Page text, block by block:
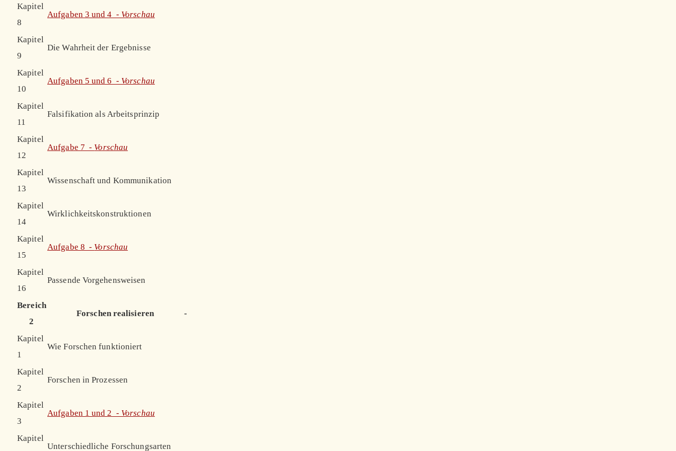
Kapitel
8
Aufgaben 3 und 4 - Vorschau
Kapitel
9
Die Wahrheit der Ergebnisse
Kapitel
10
Aufgaben 5 und 6 - Vorschau
Kapitel
11
Falsifikation als Arbeitsprinzip
Kapitel
12
Aufgabe 7 - Vorschau
Kapitel
13
Wissenschaft und Kommunikation
Kapitel
14
Wirklichkeitskonstruktionen
Kapitel
15
Aufgabe 8 - Vorschau
Kapitel
16
Passende Vorgehensweisen
Bereich
2
Forschen realisieren -
Kapitel
1
Wie Forschen funktioniert
Kapitel
2
Forschen in Prozessen
Kapitel
3
Aufgaben 1 und 2 - Vorschau
Kapitel
Unterschiedliche Forschungsarten